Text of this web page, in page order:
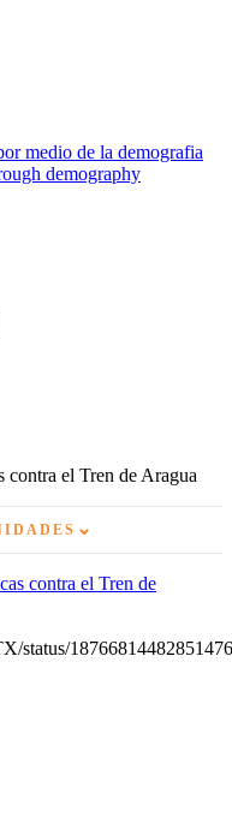
medio de la demografia
demography
contra el Tren de Aragua
⌄
status/